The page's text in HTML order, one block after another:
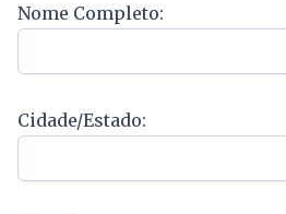
Nome Completo:
Cidade/Estado: